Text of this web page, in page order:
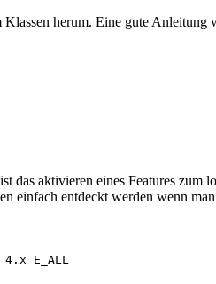
herum. Eine gute Anleitung
das aktivieren eines Features
einfach entdeckt werden wenn
E_ALL